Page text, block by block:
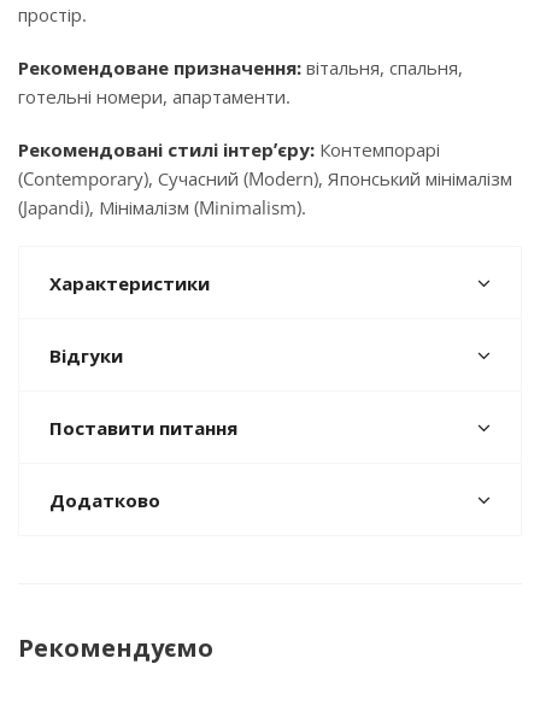
простір.
Рекомендоване призначення: вітальня, спальня,
готельні номери, апартаменти.
Рекомендовані стилі інтер’єру: Контемпорарі
(Contemporary), Сучасний (Modern), Японський мінімалізм
(Japandi), Мінімалізм (Minimalism).
Характеристики
Відгуки
Поставити питання
Додатково
Рекомендуємо